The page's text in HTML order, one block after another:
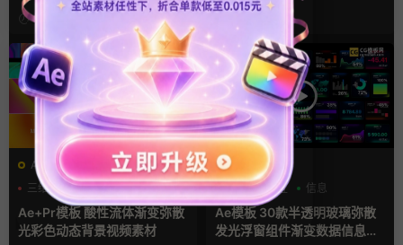
3周前
AE模板
三维
卡通模板 弥散风
Ae+Pr模板 酸性流体渐变弥散
光彩色动态背景视频素材
AE模板
HUD
交互 信息
Ae模板 30款半透明玻璃弥散
发光浮窗组件渐变数据信息图